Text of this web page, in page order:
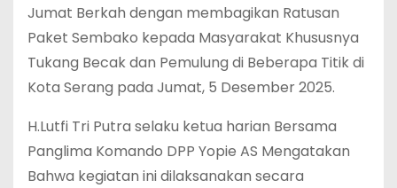
Jumat Berkah dengan membagikan Ratusan
Paket Sembako kepada Masyarakat Khususnya
Tukang Becak dan Pemulung di Beberapa Titik di
Kota Serang pada Jumat, 5 Desember 2025.
H.Lutfi Tri Putra selaku ketua harian Bersama
Panglima Komando DPP Yopie AS Mengatakan
Bahwa kegiatan ini dilaksanakan secara